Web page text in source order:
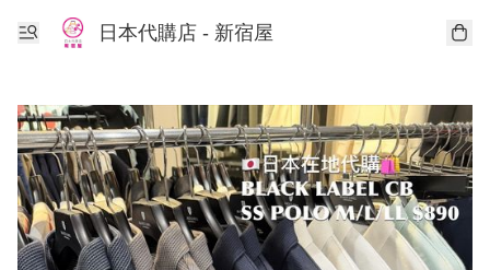
日本代購店 - 新宿屋